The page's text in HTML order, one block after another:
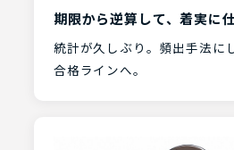
期限から逆算して、着実に
統計が久しぶり。頻出手法に
合格ラインへ。